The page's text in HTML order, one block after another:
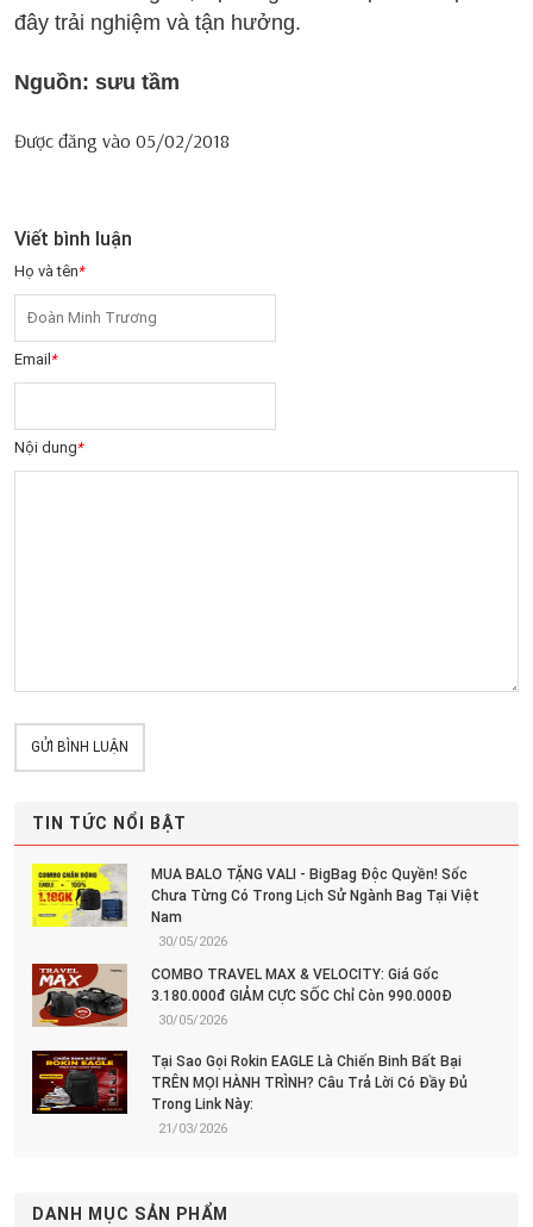
đây trải nghiệm và tận hưởng.
Nguồn: sưu tầm
Được đăng vào 05/02/2018
Viết bình luận
Họ và tên*
Email*
Nội dung*
GỬI BÌNH LUẬN
TIN TỨC NỔI BẬT
MUA BALO TẶNG VALI - BigBag Độc Quyền! Sốc
Chưa Từng Có Trong Lịch Sử Ngành Bag Tại Việt
Nam
30/05/2026
COMBO TRAVEL MAX & VELOCITY: Giá Gốc
3.180.000đ GIẢM CỰC SỐC Chỉ Còn 990.000Đ
30/05/2026
Tại Sao Gọi Rokin EAGLE Là Chiến Binh Bất Bại
TRÊN MỌI HÀNH TRÌNH? Câu Trả Lời Có Đầy Đủ
Trong Link Này:
21/03/2026
DANH MỤC SẢN PHẨM